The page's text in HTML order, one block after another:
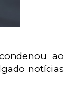
ao
notícias